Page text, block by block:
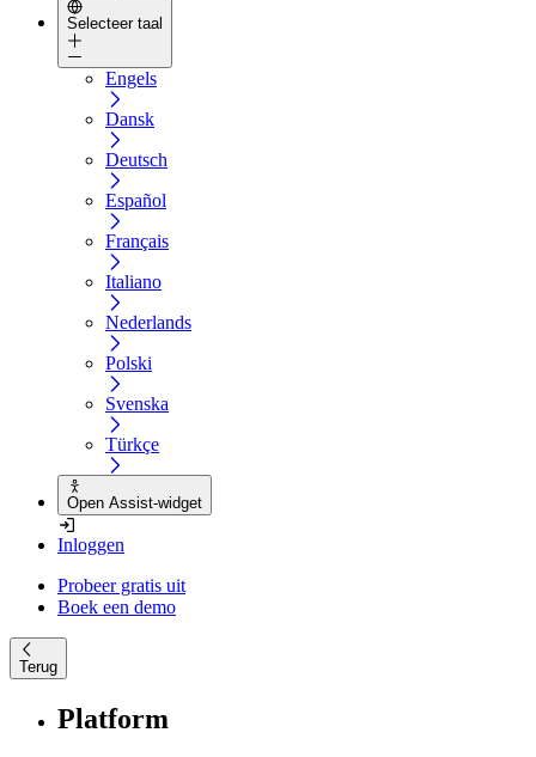
Selecteer taal
Engels
Dansk
Deutsch
Español
Français
Italiano
Nederlands
Polski
Svenska
Türkçe
Open Assist-widget
Inloggen
Probeer gratis uit
Boek een demo
Terug
Platform